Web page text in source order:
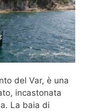
del Var, è una
incastonata
La baia di